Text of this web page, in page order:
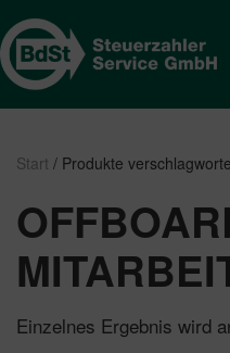
Start / Produkte
Einzelnes Ergebnis wird